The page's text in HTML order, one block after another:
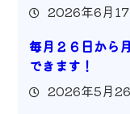
2026年6月17
毎月２６日から
できます！
2026年5月